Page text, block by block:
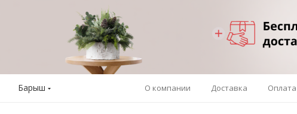
Барыш О компании Доставка Оплата